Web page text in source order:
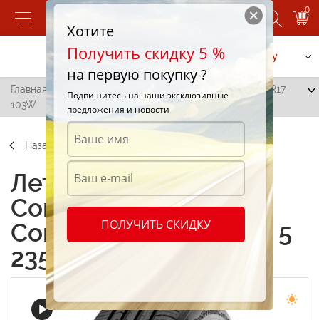
0
Позвонить Заказать услугу
Главная /
Continental ContiPremiumContact 5 235/55 R17
103W
Назад
Летние шины
Continental
ContiPremiumContact 5
235/55 R17 103W
Хотите
Получить скидку 5 %
на первую покупку ?
Подпишитесь на наши эксклюзивные
предложения и новости
ПОЛУЧИТЬ СКИДКУ